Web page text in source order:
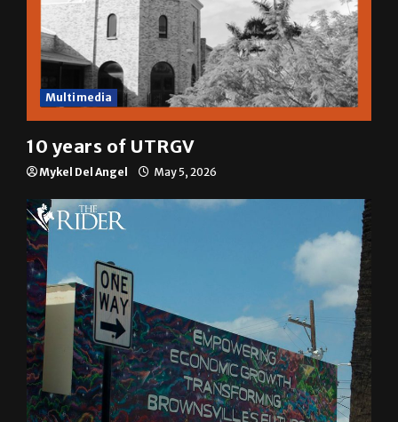
Multimedia
10 years of UTRGV
Mykel Del Angel May 5, 2026